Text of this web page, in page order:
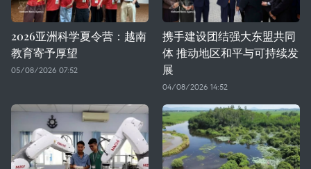
2026亚洲科学夏令营：越南
教育寄予厚望
05/08/2026 07:52
携手建设团结强大东盟共同
体 推动地区和平与可持续发
展
04/08/2026 14:52